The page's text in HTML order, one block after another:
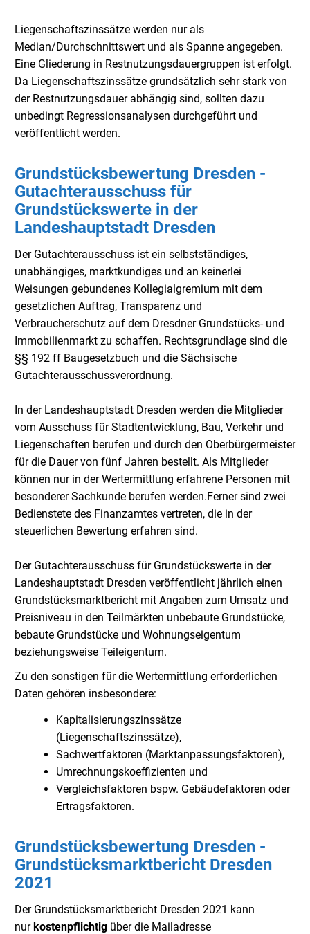
Liegenschaftszinssätze werden nur als
Median/Durchschnittswert und als Spanne angegeben.
Eine Gliederung in Restnutzungsdauergruppen ist erfolgt.
Da Liegenschaftszinssätze grundsätzlich sehr stark von
der Restnutzungsdauer abhängig sind, sollten dazu
unbedingt Regressionsanalysen durchgeführt und
veröffentlicht werden.
Grundstücksbewertung Dresden -
Gutachterausschuss für
Grundstückswerte in der
Landeshauptstadt Dresden
Der Gutachterausschuss ist ein selbstständiges,
unabhängiges, marktkundiges und an keinerlei
Weisungen gebundenes Kollegialgremium mit dem
gesetzlichen Auftrag, Transparenz und
Verbraucherschutz auf dem Dresdner Grundstücks- und
Immobilienmarkt zu schaffen. Rechtsgrundlage sind die
§§ 192 ff Baugesetzbuch und die Sächsische
Gutachterausschussverordnung.
In der Landeshauptstadt Dresden werden die Mitglieder
vom Ausschuss für Stadtentwicklung, Bau, Verkehr und
Liegenschaften berufen und durch den Oberbürgermeister
für die Dauer von fünf Jahren bestellt. Als Mitglieder
können nur in der Wertermittlung erfahrene Personen mit
besonderer Sachkunde berufen werden.Ferner sind zwei
Bedienstete des Finanzamtes vertreten, die in der
steuerlichen Bewertung erfahren sind.
Der Gutachterausschuss für Grundstückswerte in der
Landeshauptstadt Dresden veröffentlicht jährlich einen
Grundstücksmarktbericht mit Angaben zum Umsatz und
Preisniveau in den Teilmärkten unbebaute Grundstücke,
bebaute Grundstücke und Wohnungseigentum
beziehungsweise Teileigentum.
Zu den sonstigen für die Wertermittlung erforderlichen
Daten gehören insbesondere:
Kapitalisierungszinssätze
(Liegenschaftszinssätze),
Sachwertfaktoren (Marktanpassungsfaktoren),
Umrechnungskoeffizienten und
Vergleichsfaktoren bspw. Gebäudefaktoren oder
Ertragsfaktoren.
Grundstücksbewertung Dresden -
Grundstücksmarktbericht Dresden
2021
Der Grundstücksmarktbericht Dresden 2021 kann
nurkostenpflichtig über die Mailadresse